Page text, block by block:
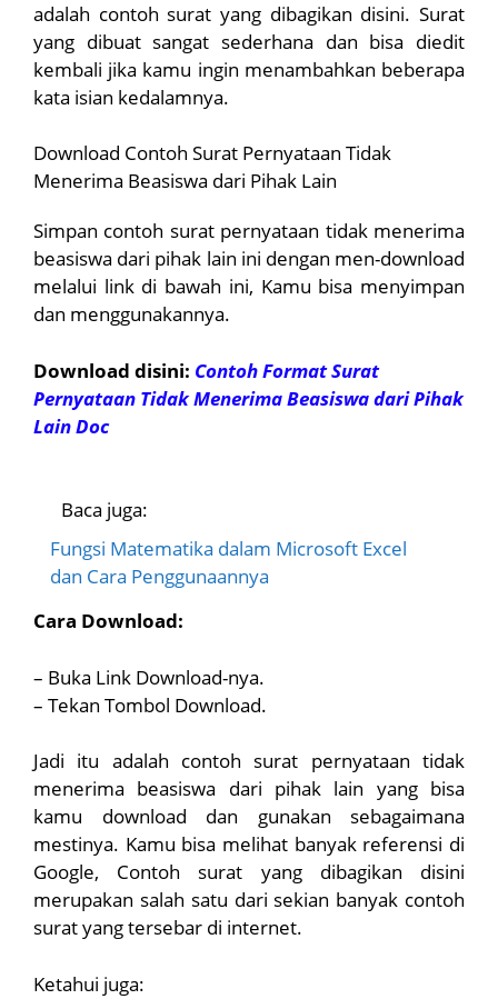
adalah contoh surat yang dibagikan disini. Surat
yang dibuat sangat sederhana dan bisa diedit
kembali jika kamu ingin menambahkan beberapa
kata isian kedalamnya.
Download Contoh Surat Pernyataan Tidak
Menerima Beasiswa dari Pihak Lain
Simpan contoh surat pernyataan tidak menerima
beasiswa dari pihak lain ini dengan men-download
melalui link di bawah ini, Kamu bisa menyimpan
dan menggunakannya.
Download disini: Contoh Format Surat
Pernyataan Tidak Menerima Beasiswa dari Pihak
Lain Doc
Baca juga:
Fungsi Matematika dalam Microsoft Excel
dan Cara Penggunaannya
Cara Download:
– Buka Link Download-nya.
– Tekan Tombol Download.
Jadi itu adalah contoh surat pernyataan tidak
menerima beasiswa dari pihak lain yang bisa
kamu download dan gunakan sebagaimana
mestinya. Kamu bisa melihat banyak referensi di
Google, Contoh surat yang dibagikan disini
merupakan salah satu dari sekian banyak contoh
surat yang tersebar di internet.
Ketahui juga: